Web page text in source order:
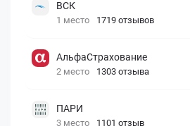
ВСК
1 место 1719 отзывов
АльфаСтрахование
2 место 1303 отзыва
ПАРИ
3 место 1101 отзыв